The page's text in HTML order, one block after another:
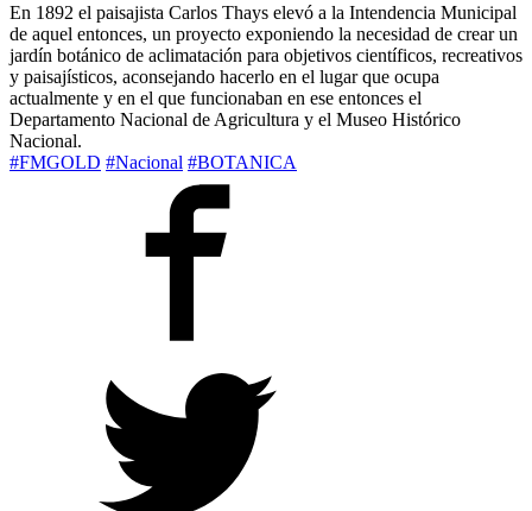
En 1892 el paisajista Carlos Thays elevó a la Intendencia Municipal
de aquel entonces, un proyecto exponiendo la necesidad de crear un
jardín botánico de aclimatación para objetivos científicos, recreativos
y paisajísticos, aconsejando hacerlo en el lugar que ocupa
actualmente y en el que funcionaban en ese entonces el
Departamento Nacional de Agricultura y el Museo Histórico
Nacional.
#FMGOLD #Nacional #BOTANICA